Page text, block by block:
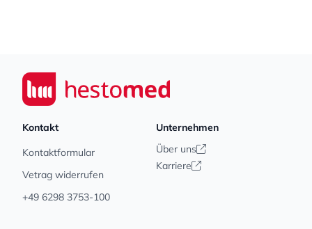
Seiwert GmbH
Kontakt
Kontaktformular
Vetrag widerrufen
+49 6298 3753-100
Unternehmen
Über uns
Karriere